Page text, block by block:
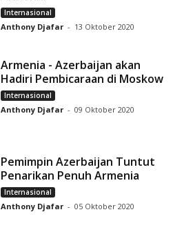
Internasional
Anthony Djafar - 13 Oktober 2020
Armenia - Azerbaijan akan
Hadiri Pembicaraan di Moskow
Internasional
Anthony Djafar - 09 Oktober 2020
Pemimpin Azerbaijan Tuntut
Penarikan Penuh Armenia
Internasional
Anthony Djafar - 05 Oktober 2020